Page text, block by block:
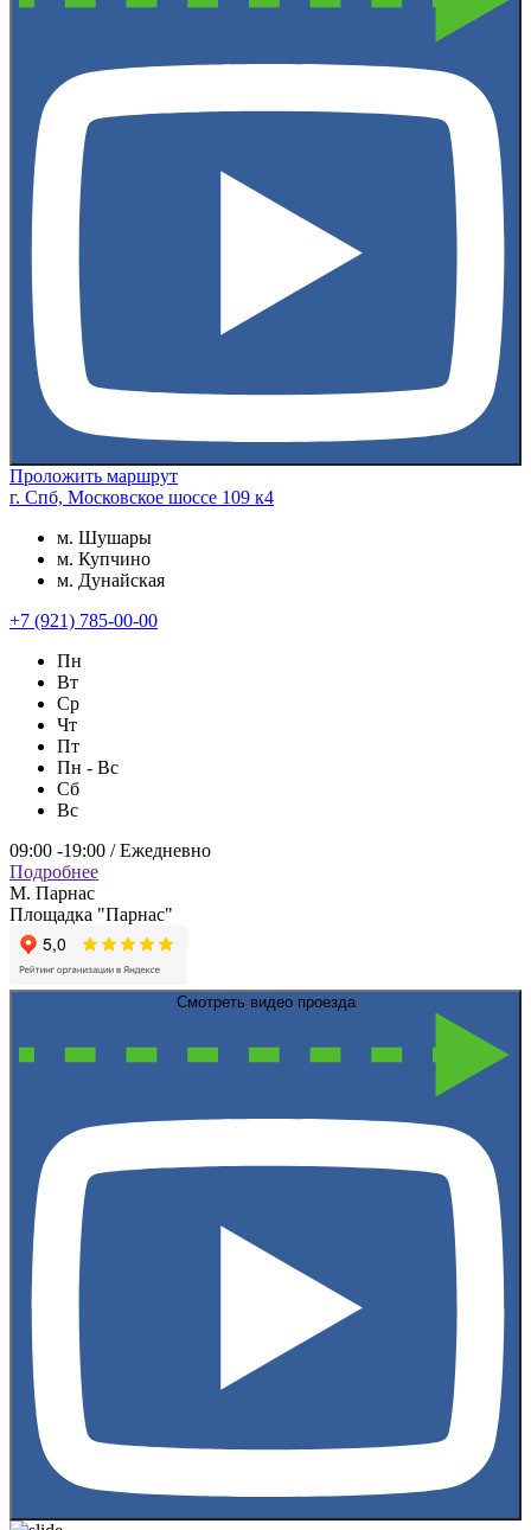
Проложить маршрут
г. Спб, Московское шоссе 109 к4
м. Шушары
м. Купчино
м. Дунайская
+7 (921) 785-00-00
Пн
Вт
Ср
Чт
Пт
Пн - Вс
Сб
Вс
09:00 -19:00 / Ежедневно
Подробнее
М. Парнас
Площадка "Парнас"
Смотреть видео проезда